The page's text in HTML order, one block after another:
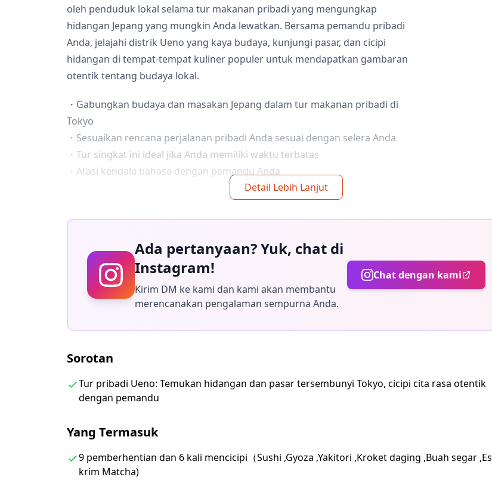
oleh penduduk lokal selama tur makanan pribadi yang mengungkap
hidangan Jepang yang mungkin Anda lewatkan. Bersama pemandu pribadi
Anda, jelajahi distrik Ueno yang kaya budaya, kunjungi pasar, dan cicipi
hidangan di tempat-tempat kuliner populer untuk mendapatkan gambaran
otentik tentang budaya lokal.
・Gabungkan budaya dan masakan Jepang dalam tur makanan pribadi di
Tokyo
・Sesuaikan rencana perjalanan pribadi Anda sesuai dengan selera Anda
・Tur singkat ini ideal jika Anda memiliki waktu terbatas
・Atasi kendala bahasa dengan pemandu Anda
・9 pemberhentian dan 6 kali mencicipi（Sushi, Gyoza, Yakitori, Kroket
・Dua jenis teh yang berbeda
・Satu gelas bir
・Wawasan hebat tentang makanan, sejarah, dan budaya lokal
・3,5 jam bersama pemandu lokal
・Penjemputan hotel
・Pengantaran hotel
・Tip
◆Rencana Perjalanan
・Mulai Tur Makanan Rahasia di Stasiun Ueno
・Lewati Jalan Perbelanjaan Ameyoko
Pasar dalam dan luar ruangan yang populer dengan banyak toko yang
Detail Lebih Lanjut
Ada pertanyaan? Yuk, chat di
Instagram!
Kirim DM ke kami dan kami akan membantu
merencanakan pengalaman sempurna Anda.
Chat dengan kami
Sorotan
Tur pribadi Ueno: Temukan hidangan dan pasar tersembunyi Tokyo, cicipi cita rasa otentik
dengan pemandu
Yang Termasuk
9 pemberhentian dan 6 kali mencicipi（Sushi ,Gyoza ,Yakitori ,Kroket daging ,Buah segar ,Es
krim Matcha)